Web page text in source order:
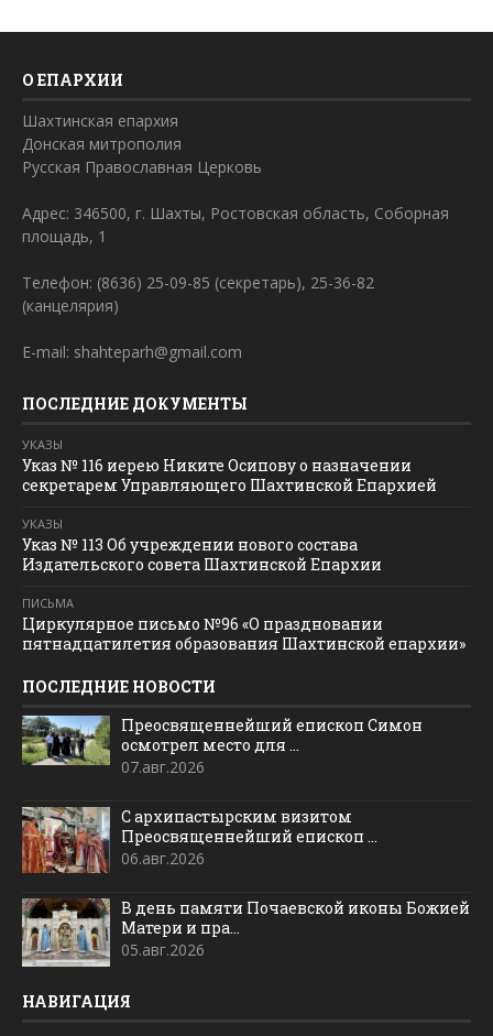
О ЕПАРХИИ
Шахтинская епархия
Донская митрополия
Русская Православная Церковь
Адрес: 346500, г. Шахты, Ростовская область, Соборная
площадь, 1
Телефон: (8636) 25-09-85 (секретарь), 25-36-82
(канцелярия)
E-mail: shahteparh@gmail.com
ПОСЛЕДНИЕ ДОКУМЕНТЫ
УКАЗЫ
Указ № 116 иерею Никите Осипову о назначении
секретарем Управляющего Шахтинской Епархией
УКАЗЫ
Указ № 113 Об учреждении нового состава
Издательского совета Шахтинской Епархии
ПИСЬМА
Циркулярное письмо №96 «О праздновании
пятнадцатилетия образования Шахтинской епархии»
ПОСЛЕДНИЕ НОВОСТИ
Преосвященнейший епископ Симон
осмотрел место для ...
07.авг.2026
С архипастырским визитом
Преосвященнейший епископ ...
06.авг.2026
В день памяти Почаевской иконы Божией
Матери и пра...
05.авг.2026
НАВИГАЦИЯ